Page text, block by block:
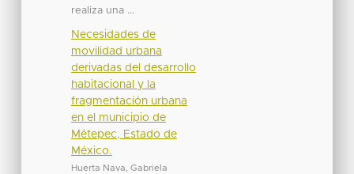
realiza una ...
Necesidades de
movilidad urbana
derivadas del desarrollo
habitacional y la
fragmentación urbana
en el municipio de
Métepec, Estado de
México.
Huerta Nava, Gabriela